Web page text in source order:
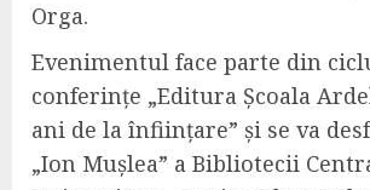
Orga.
Evenimentul face parte din
conferințe „Editura Școala
ani de la înființare” și se va
„Ion Mușlea” a Bibliotecii